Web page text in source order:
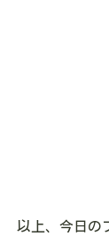
以上、今日の